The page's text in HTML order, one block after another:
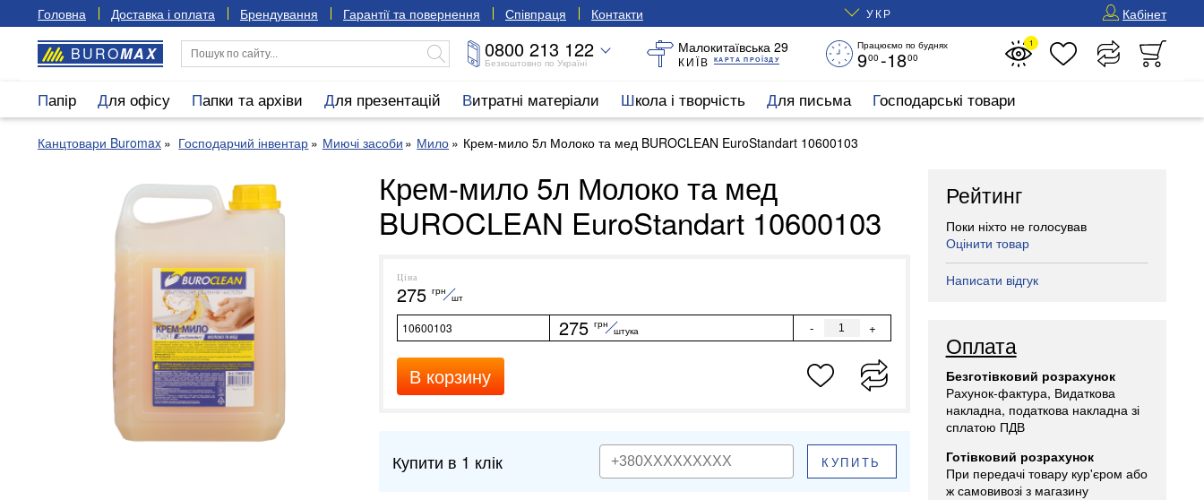
Головна Доставка і оплата Брендування Гарантії та повернення Співпраця Контакти УКР Кабінет
BUROMAX 0800 213 122
Безкоштовно по Україні
Малокитаївська 29
КИЇВ КАРТА ПРОЇЗДУ
Працюємо по буднях
900 -1800
1
Папір Для офісу Папки та архіви Для презентацій Витратні матеріали Школа і творчість Для письма Господарські товари
Канцтовари Buromax Господарчий інвентар Миючі засоби Мило Крем-мило 5л Молоко та мед BUROCLEAN EuroStandart 10600103
Крем-мило 5л Молоко та мед
BUROCLEAN EuroStandart 10600103
Ціна
275 грн
шт
10600103 275 грн
штука - +
В корзину
Купити в 1 клік КУПИТЬ
Рейтинг
Поки ніхто не голосував
Оцінити товар
Написати відгук
Оплата
Безготівковий розрахунок
Рахунок-фактура, Видаткова
накладна, податкова накладна зі
сплатою ПДВ
Готівковий розрахунок
При передачі товару кур'єром або
ж самовивозі з магазину